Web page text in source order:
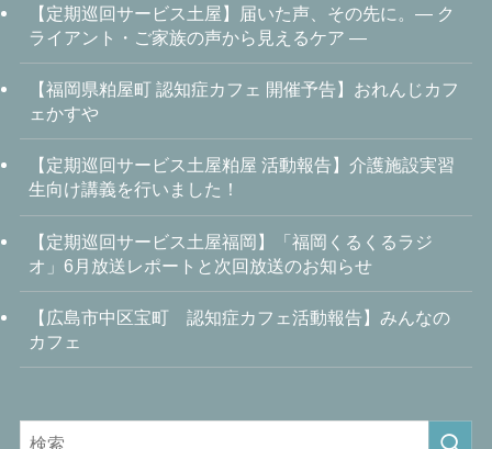
【定期巡回サービス土屋】届いた声、その先に。― ク
ライアント・ご家族の声から見えるケア ―
【福岡県粕屋町 認知症カフェ 開催予告】おれんじカフ
ェかすや
【定期巡回サービス土屋粕屋 活動報告】介護施設実習
生向け講義を行いました！
【定期巡回サービス土屋福岡】「福岡くるくるラジ
オ」6月放送レポートと次回放送のお知らせ
【広島市中区宝町 認知症カフェ活動報告】みんなの
カフェ